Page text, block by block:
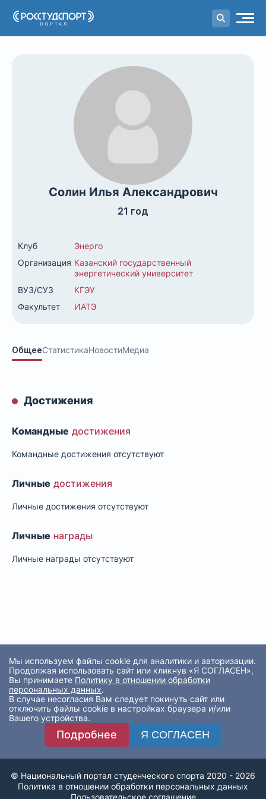
Порталстуденческого спорта
Солин Илья Александрович
21 год
Клуб
Энерго
Организация Казанский государственный
энергетический университет
ВУЗ/СУЗ
КГЭУ
Факультет
ИАТЭ
ОбщееСтатистикаНовостиМедиа
Достижения
Командные достижения
Командные достижения отсутствуют
Личные достижения
Личные достижения отсутствуют
Личные награды
Личные награды отсутствуют
Мы используем файлы cookie для аналитики и авторизации.
Продолжая использовать сайт или кликнув «Я СОГЛАСЕН»,
Вы принимаете Политику в отношении обработки
персональных данных.
В случае несогласия Вам следует покинуть сайт или
отключить файлы cookie в настройках браузера и/или
Вашего устройства.
Подробнее Я СОГЛАСЕН
Политика в отношении обработки персональных данных
© Национальный портал студенческого спорта 2020 - 2026